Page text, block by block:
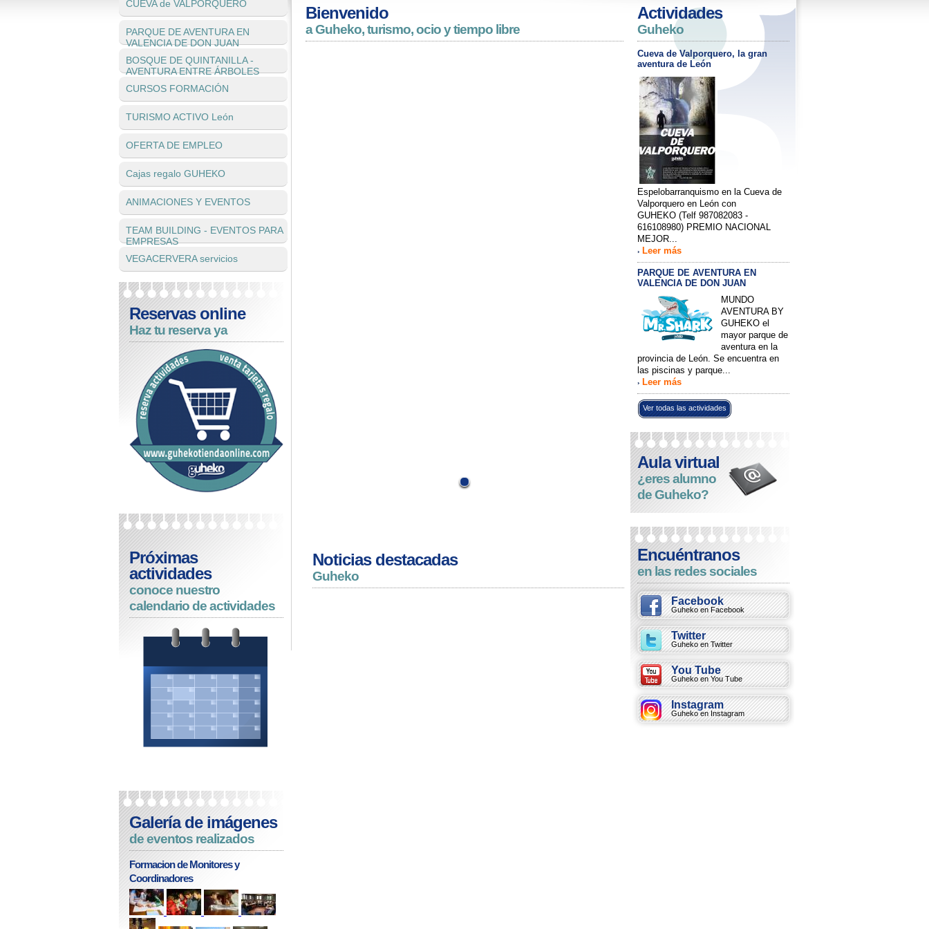
Bienvenido
a Guheko, turismo, ocio y tiempo libre
Noticias destacadas
Guheko
Actividades
Guheko
Cueva de Valporquero, la gran
aventura de León
Espelobarranquismo en la Cueva de
Valporquero en León con
GUHEKO (Telf 987082083 -
616108980) PREMIO NACIONAL
MEJOR...
› Leer más
PARQUE DE AVENTURA EN
VALENCIA DE DON JUAN
MUNDO
AVENTURA BY
GUHEKO el
mayor parque de
aventura en la
provincia de León. Se encuentra en
las piscinas y parque...
› Leer más
Ver todas las actividades
Aula virtual
¿eres alumno
de Guheko?
Encuéntranos
en las redes sociales
Facebook
Guheko en Facebook
Twitter
Guheko en Twitter
You Tube
Guheko en You Tube
Instagram
Guheko en Instagram
CUEVA de VALPORQUERO
PARQUE DE AVENTURA EN
VALENCIA DE DON JUAN
BOSQUE DE QUINTANILLA -
AVENTURA ENTRE ÁRBOLES
CURSOS FORMACIÓN
TURISMO ACTIVO León
OFERTA DE EMPLEO
Cajas regalo GUHEKO
ANIMACIONES Y EVENTOS
TEAM BUILDING - EVENTOS PARA
EMPRESAS
VEGACERVERA servicios
Reservas online
Haz tu reserva ya
Próximas
actividades
conoce nuestro
calendario de actividades
Galería de imágenes
de eventos realizados
Formacion de Monitores y
Coordinadores